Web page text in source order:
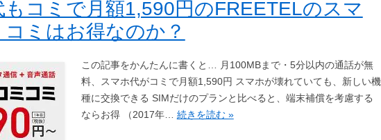
もコミで月額1,590円のFREETELのスマ
ミはお得なのか？
この記事をかんたんに書くと… 月100MBまで・5分以内の通話が無
料、スマホ代がコミで月額1,590円 スマホが壊れていても、新しい機
種に交換できる SIMだけのプランと比べると、端末補償を考慮する
ならお得 （2017年… 続きを読む »